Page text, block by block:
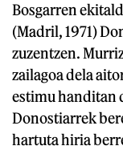
Bosgarren
(Madril, 1971)
zuzentzen.
zailagoa dela
estimu handitan
Donostiarrek
hartuta hiria